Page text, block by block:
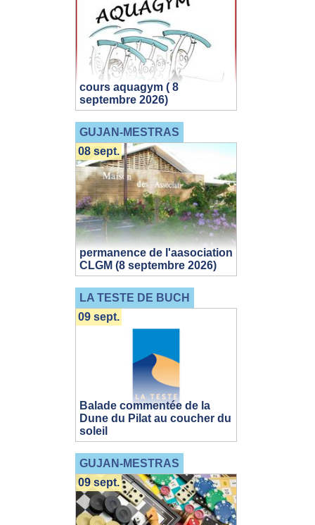
cours aquagym ( 8
septembre 2026)
GUJAN-MESTRAS
permanence de l'aasociation
CLGM (8 septembre 2026)
08 sept.
LA TESTE DE BUCH
Balade commentée de la
Dune du Pilat au coucher du
soleil
09 sept.
GUJAN-MESTRAS
09 sept.